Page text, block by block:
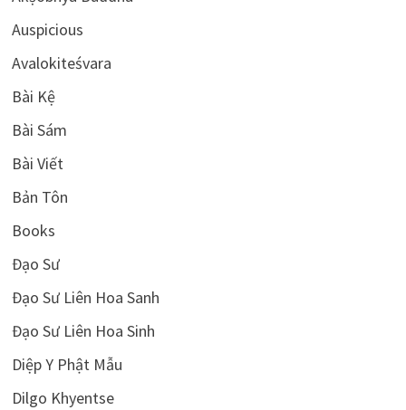
Auspicious
Avalokiteśvara
Bài Kệ
Bài Sám
Bài Viết
Bản Tôn
Books
Đạo Sư
Đạo Sư Liên Hoa Sanh
Đạo Sư Liên Hoa Sinh
Diệp Y Phật Mẫu
Dilgo Khyentse